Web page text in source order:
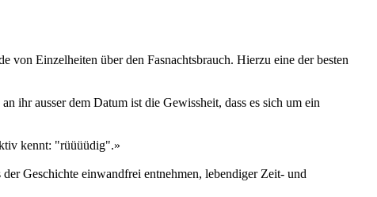
von Einzelheiten über den Fasnachtsbrauch. Hierzu eine der besten
ihr ausser dem Datum ist die Gewissheit, dass es sich um ein
kennt: "rüüüüdig".»
Geschichte einwandfrei entnehmen, lebendiger Zeit- und